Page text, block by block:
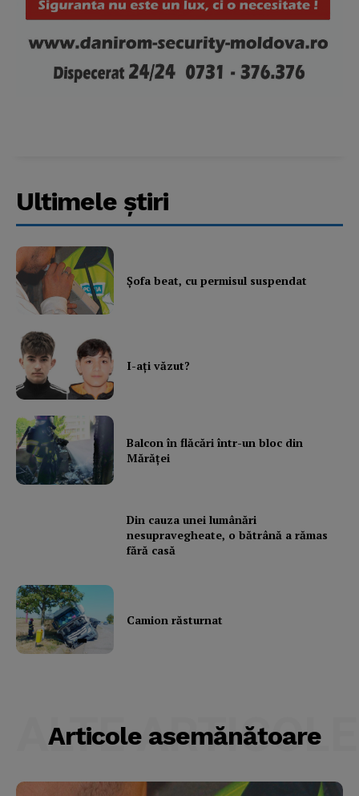
Ultimele ştiri
Şofa beat, cu permisul suspendat
I-aţi văzut?
Balcon în flăcări într-un bloc din
Mărăţei
Din cauza unei lumânări
nesupravegheate, o bătrână a rămas
fără casă
Camion răsturnat
Articole asemănătoare
ALTE ARTICOLE